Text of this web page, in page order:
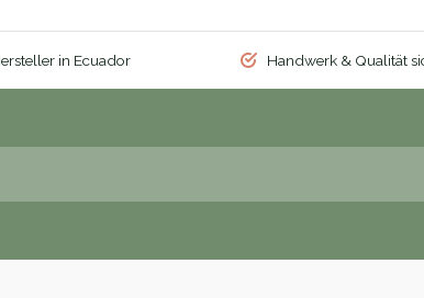
in Ecuador Handwerk & Qualität